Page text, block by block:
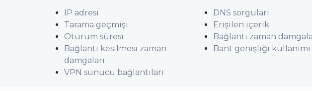
IP adresi
Tarama geçmişi
Oturum süresi
Bağlantı kesilmesi zaman
damgaları
VPN sunucu bağlantıları
DNS sorguları
Erişilen içerik
Bağlantı zaman
Bant genişliği kullanımı